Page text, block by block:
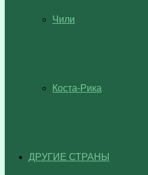
Чили
Коста-Рика
ДРУГИЕ СТРАНЫ